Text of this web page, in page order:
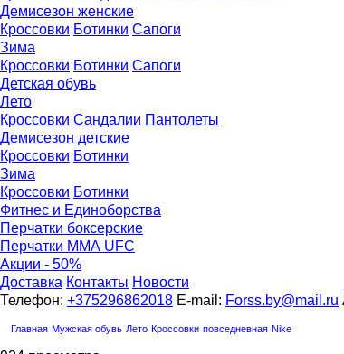
Демисезон женские
Кроссовки Бoтинки Сапоги
Зима
Кроссовки Ботинки Сапоги
Детская обувь
Летo
Кроссовки Сандалии Пантолеты
Демисезон детские
Кроссовки Ботинки
Зима
Кроссовки Ботинки
Фитнес и Единоборства
Перчатки боксерские
Перчатки ММА UFC
Акции - 50%
Доставка Контакты Новости
Телефон: +375296862018 E-mail: Forss.by@mail.ru
Главная Мужская обувь Лето Кроссовки повседневная Nike